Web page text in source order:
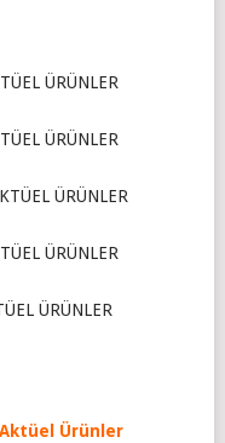
ÜRÜNLER
ÜRÜNLER
ÜRÜNLER
ÜRÜNLER
ÜRÜNLER
Aktüel Ürünler